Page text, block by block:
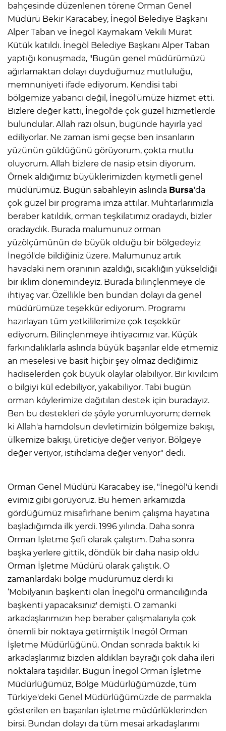
bahçesinde düzenlenen törene Orman Genel
Müdürü Bekir Karacabey, İnegöl Belediye Başkanı
Alper Taban ve İnegöl Kaymakam Vekili Murat
Kütük katıldı. İnegöl Belediye Başkanı Alper Taban
yaptığı konuşmada, "Bugün genel müdürümüzü
ağırlamaktan dolayı duyduğumuz mutluluğu,
memnuniyeti ifade ediyorum. Kendisi tabi
bölgemize yabancı değil, İnegöl'ümüze hizmet etti.
Bizlere değer kattı, İnegöl'de çok güzel hizmetlerde
bulundular. Allah razı olsun, bugünde hayırla yad
ediliyorlar. Ne zaman ismi geçse ben insanların
yüzünün güldüğünü görüyorum, çokta mutlu
oluyorum. Allah bizlere de nasip etsin diyorum.
Örnek aldığımız büyüklerimizden kıymetli genel
müdürümüz. Bugün sabahleyin aslında Bursa'da
çok güzel bir programa imza attılar. Muhtarlarımızla
beraber katıldık, orman teşkilatımız oradaydı, bizler
oradaydık. Burada malumunuz orman
yüzölçümünün de büyük olduğu bir bölgedeyiz
İnegöl'de bildiğiniz üzere. Malumunuz artık
havadaki nem oranının azaldığı, sıcaklığın yükseldiği
bir iklim dönemindeyiz. Burada bilinçlenmeye de
ihtiyaç var. Özellikle ben bundan dolayı da genel
müdürümüze teşekkür ediyorum. Programı
hazırlayan tüm yetkililerimize çok teşekkür
ediyorum. Bilinçlenmeye ihtiyacımız var. Küçük
farkındalıklarla aslında büyük başarılar elde etmemiz
an meselesi ve basit hiçbir şey olmaz dediğimiz
hadiselerden çok büyük olaylar olabiliyor. Bir kıvılcım
o bilgiyi kül edebiliyor, yakabiliyor. Tabi bugün
orman köylerimize dağıtılan destek için buradayız.
Ben bu destekleri de şöyle yorumluyorum; demek
ki Allah'a hamdolsun devletimizin bölgemize bakışı,
ülkemize bakışı, üreticiye değer veriyor. Bölgeye
değer veriyor, istihdama değer veriyor" dedi.
Orman Genel Müdürü Karacabey ise, "İnegöl'ü kendi
evimiz gibi görüyoruz. Bu hemen arkamızda
gördüğümüz misafirhane benim çalışma hayatına
başladığımda ilk yerdi. 1996 yılında. Daha sonra
Orman İşletme Şefi olarak çalıştım. Daha sonra
başka yerlere gittik, döndük bir daha nasip oldu
Orman İşletme Müdürü olarak çalıştık. O
zamanlardaki bölge müdürümüz derdi ki
‘Mobilyanın başkenti olan İnegöl'ü ormancılığında
başkenti yapacaksınız' demişti. O zamanki
arkadaşlarımızın hep beraber çalışmalarıyla çok
önemli bir noktaya getirmiştik İnegöl Orman
İşletme Müdürlüğünü. Ondan sonrada baktık ki
arkadaşlarımız bizden aldıkları bayrağı çok daha ileri
noktalara taşıdılar. Bugün İnegöl Orman İşletme
Müdürlüğümüz, Bölge Müdürlüğümüzde, tüm
Türkiye'deki Genel Müdürlüğümüzde de parmakla
gösterilen en başarıları işletme müdürlüklerinden
birsi. Bundan dolayı da tüm mesai arkadaşlarımı